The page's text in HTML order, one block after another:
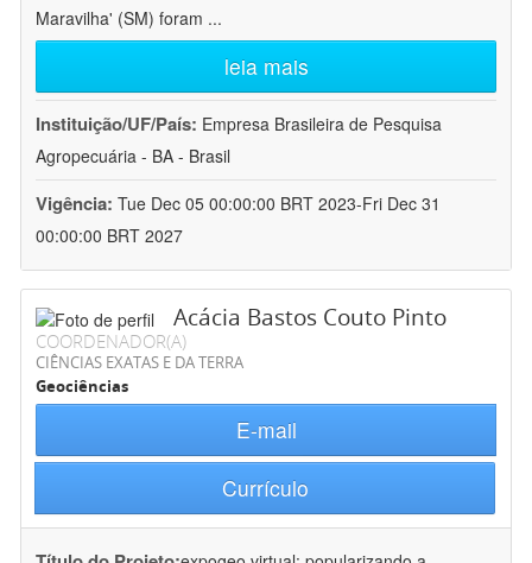
Maravilha' (SM) foram ...
leia mais
Instituição/UF/País: Empresa Brasileira de Pesquisa
Agropecuária - BA - Brasil
Vigência: Tue Dec 05 00:00:00 BRT 2023-Fri Dec 31
00:00:00 BRT 2027
Acácia Bastos Couto Pinto
COORDENADOR(A)
CIÊNCIAS EXATAS E DA TERRA
Geociências
E-mail
Currículo